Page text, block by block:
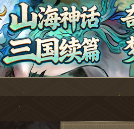
2026/03/09
梦回山海